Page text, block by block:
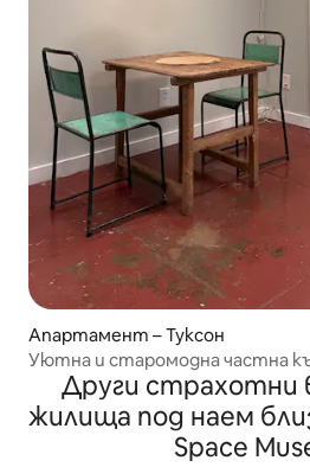
Апартамент – Туксон
Уютна и старомодна частна
авенюДруги страхотни
жилища под наем
Space